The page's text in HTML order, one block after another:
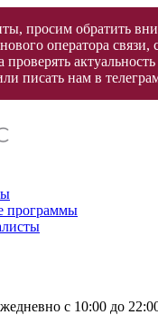
просим обратить
оператора связи,
проверять
писать нам в
программы
с 10:00 до